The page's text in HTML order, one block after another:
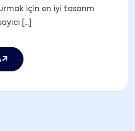
için en iyi tasarım
[...]